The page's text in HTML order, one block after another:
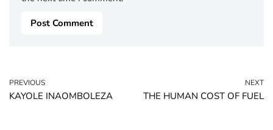
PREVIOUS
KAYOLE INAOMBOLEZA
NEXT
THE HUMAN COST OF FUEL